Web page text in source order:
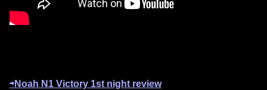
⇨Noah N1 Victory 1st night review